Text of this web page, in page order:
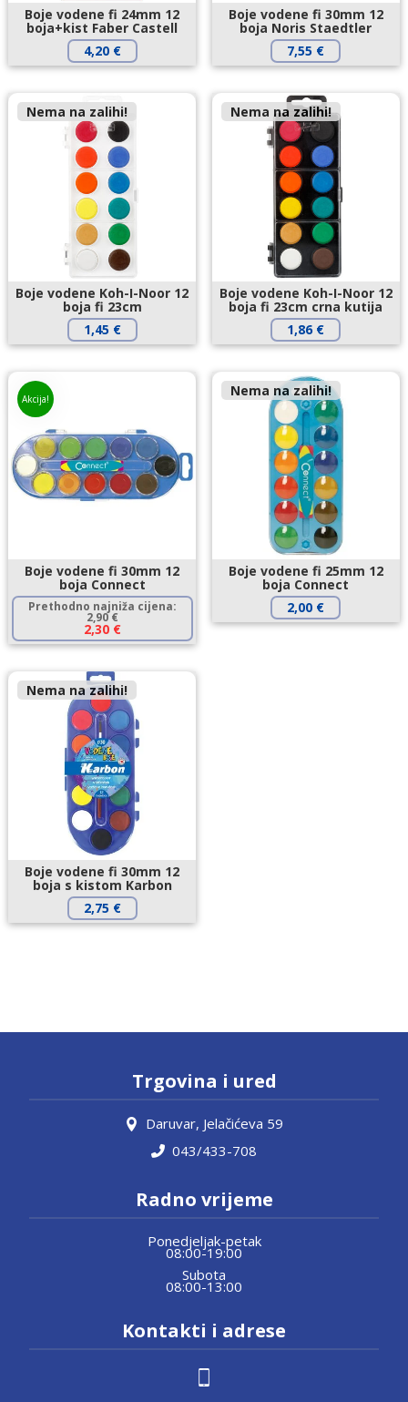
Boje vodene fi 24mm 12
boja+kist Faber Castell
4,20 €
Boje vodene fi 30mm 12
boja Noris Staedtler
7,55 €
Nema na zalihi!
Boje vodene Koh-I-Noor 12
boja fi 23cm
1,45 €
Nema na zalihi!
Boje vodene Koh-I-Noor 12
boja fi 23cm crna kutija
1,86 €
Boje vodene fi 30mm 12
boja Connect
Prethodno najniža cijena:
2,90€
2,30 €
Akcija! Nema na zalihi!
Boje vodene fi 25mm 12
boja Connect
2,00 €
Nema na zalihi!
Boje vodene fi 30mm 12
boja s kistom Karbon
2,75 €
Trgovina i ured
Daruvar, Jelačićeva 59
043/433-708
Radno vrijeme
Ponedjeljak-petak
08:00-19:00
Subota
08:00-13:00
Kontakti i adrese